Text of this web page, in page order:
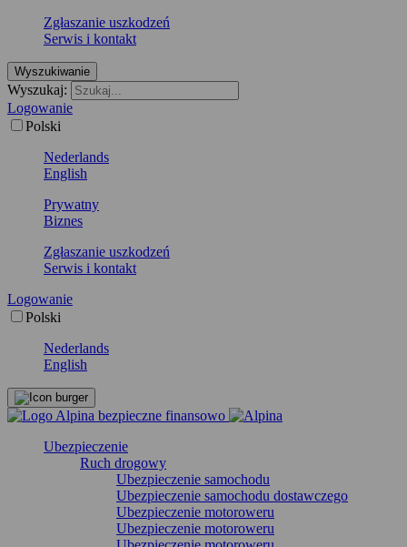
Zgłaszanie uszkodzeń
Serwis i kontakt
Wyszukiwanie
Wyszukaj:
Logowanie
Polski
Nederlands
English
Prywatny
Biznes
Zgłaszanie uszkodzeń
Serwis i kontakt
Logowanie
Polski
Nederlands
English
Ubezpieczenie
Ruch drogowy
Ubezpieczenie samochodu
Ubezpieczenie samochodu dostawczego
Ubezpieczenie motoroweru
Ubezpieczenie motoroweru